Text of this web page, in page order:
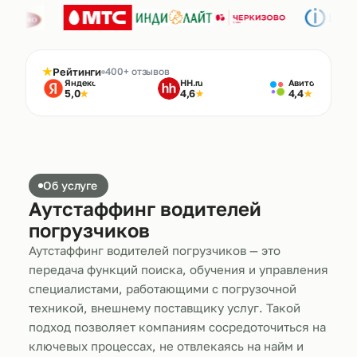
★Рейтинги 400+ отзывов
Яндекс
5,0★
HH.ru
4,6★
Авито
4,4★
Об услуге
Аутстаффинг водителей
погрузчиков
Аутстаффинг водителей погрузчиков — это
передача функций поиска, обучения и управления
специалистами, работающими с погрузочной
техникой, внешнему поставщику услуг. Такой
подход позволяет компаниям сосредоточиться на
ключевых процессах, не отвлекаясь на найм и